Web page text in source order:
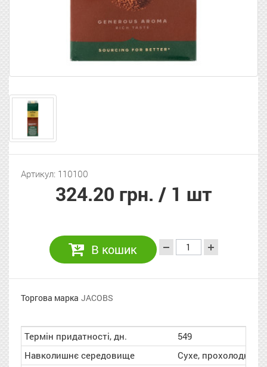
Артикул: 110100
324.20 грн. / 1 шт
В кошик
Торгова марка JACOBS
Термін придатності, дн.
549
Навколишнє середовище
Сухе, прохолодне